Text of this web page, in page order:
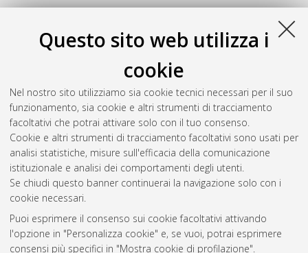
Questo sito web utilizza i
cookie
Nel nostro sito utilizziamo sia cookie tecnici necessari per il suo
funzionamento, sia cookie e altri strumenti di tracciamento
facoltativi che potrai attivare solo con il tuo consenso.
Cookie e altri strumenti di tracciamento facoltativi sono usati per
analisi statistiche, misure sull'efficacia della comunicazione
istituzionale e analisi dei comportamenti degli utenti.
Se chiudi questo banner continuerai la navigazione solo con i
cookie necessari.
Puoi esprimere il consenso sui cookie facoltativi attivando
l'opzione in "Personalizza cookie" e, se vuoi, potrai esprimere
consensi più specifici in "Mostra cookie di profilazione".
22
Gil Soriano, Alberto (2009) Interessi finanziari e diritto
sanzionatorio comunitario, [Dissertation thesis], Alma Mater
Studiorum Università di Bologna. Dottorato di ricerca in
tributario europeo, 22 Ciclo. DOI
10.6092/unibo/amsdottorato/1471.
Questa lista e' stata generata ilSun Aug 9 20:30:51 2026
Atom
Rss 1.0
Rss 2.0